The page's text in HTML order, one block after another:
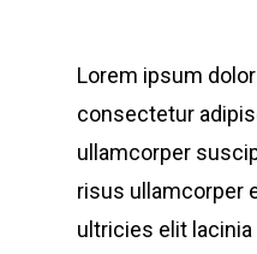
Lorem ipsum
consectetur
ullamcorper
risus ullamcorper
ultricies elit